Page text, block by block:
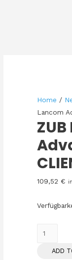
Home /
Lancom
109,52€
Advanced
ADD